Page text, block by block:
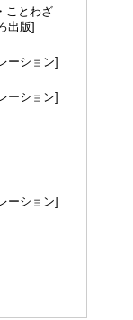
ことわざ
出版]
ーション]
ーション]
ーション]